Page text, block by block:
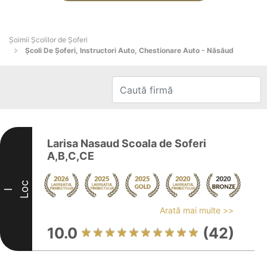
Şoimii Școlilor de Șoferi
Școli De Șoferi, Instructori Auto, Chestionare Auto - Năsăud
I Loc
Larisa Nasaud Scoala de Soferi
A,B,C,CE
Arată mai multe >>
10.0 (42)